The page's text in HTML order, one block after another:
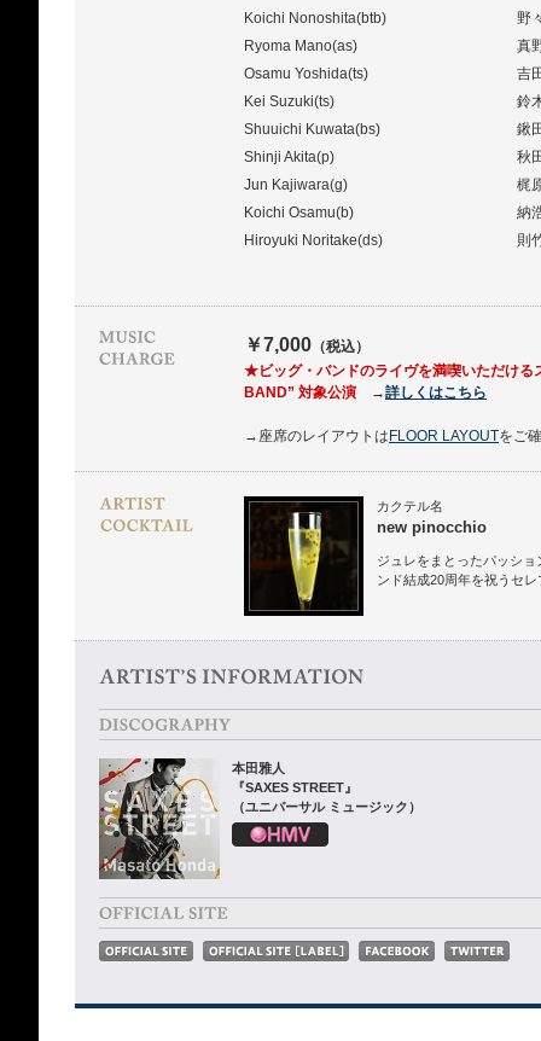
Koichi Nonoshita(btb)
野
Ryoma Mano(as)
真
Osamu Yoshida(ts)
吉
Kei Suzuki(ts)
鈴
Shuuichi Kuwata(bs)
鍬
Shinji Akita(p)
秋
Jun Kajiwara(g)
梶
Koichi Osamu(b)
納
Hiroyuki Noritake(ds)
則
￥7,000 （税込）
★ビッグ・バンドのライヴを満喫いただけ
BAND” 対象公演 →詳しくはこちら
→座席のレイアウトは FLOOR LAYOUTをご
カクテル名
new pinocchio
ジュレをまとったパッシ
ンド結成20周年を祝うセ
本田雅人
『SAXES STREET』
（ユニバーサル ミュージック）